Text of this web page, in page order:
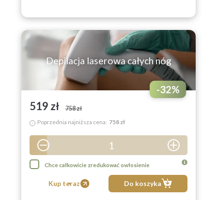
8
9
Depilacja laserowa całych nóg
519 zł 758 zł
-32%
i Poprzednia najniższa cena: 758 zł
1
2
3
4
Chce całkowicie zredukować owłosienie
Kup teraz Do koszyka